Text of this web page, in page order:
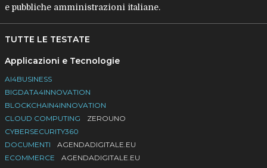
e pubbliche amministrazioni italiane.
TUTTE LE TESTATE
Applicazioni e Tecnologie
AI4BUSINESS
BIGDATA4INNOVATION
BLOCKCHAIN4INNOVATION
CLOUD COMPUTING
ZEROUNO
CYBERSECURITY360
DOCUMENTI
AGENDADIGITALE.EU
ECOMMERCE
AGENDADIGITALE.EU